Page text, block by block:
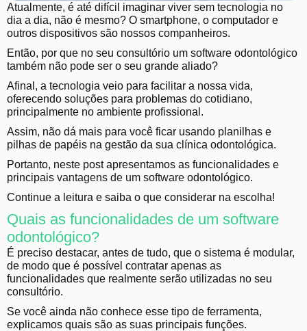
Atualmente, é até difícil imaginar viver sem tecnologia no
dia a dia, não é mesmo? O smartphone, o computador e
outros dispositivos são nossos companheiros.
Então, por que no seu consultório um software odontológico
também não pode ser o seu grande aliado?
Afinal, a tecnologia veio para facilitar a nossa vida,
oferecendo soluções para problemas do cotidiano,
principalmente no ambiente profissional.
Assim, não dá mais para você ficar usando planilhas e
pilhas de papéis na gestão da sua clínica odontológica.
Portanto, neste post apresentamos as funcionalidades e
principais vantagens de um software odontológico.
Continue a leitura e saiba o que considerar na escolha!
Quais as funcionalidades de um software
odontológico?
É preciso destacar, antes de tudo, que o sistema é modular,
de modo que é possível contratar apenas as
funcionalidades que realmente serão utilizadas no seu
consultório.
Se você ainda não conhece esse tipo de ferramenta,
explicamos quais são as suas principais funções.